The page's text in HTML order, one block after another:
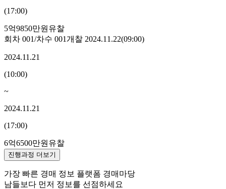
(17:00)
5억9850만원 유찰
회차 001/차수 001개찰 2024.11.22(09:00)
2024.11.21
(10:00)
~
2024.11.21
(17:00)
6억6500만원 유찰
진행과정 더보기
가장 빠른 경매 정보 플랫폼 경매마당
남들보다 먼저 정보를 선점하세요